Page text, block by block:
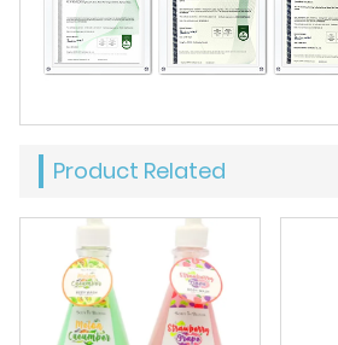
Product Related